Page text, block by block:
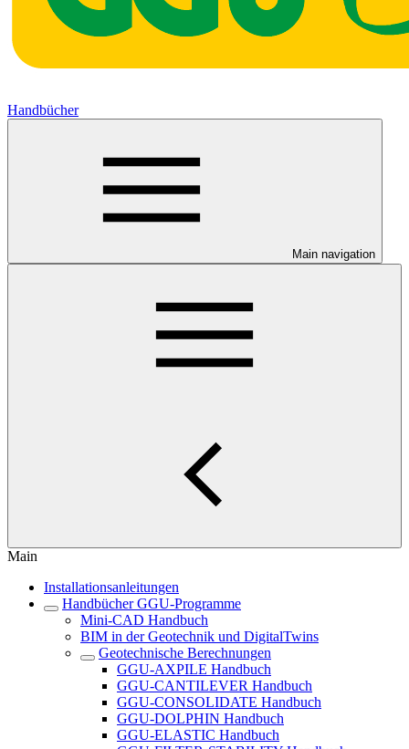
Handbücher
Main navigation
Main
Installationsanleitungen
Handbücher GGU-Programme
Mini-CAD Handbuch
BIM in der Geotechnik und DigitalTwins
Geotechnische Berechnungen
GGU-AXPILE Handbuch
GGU-CANTILEVER Handbuch
GGU-CONSOLIDATE Handbuch
GGU-DOLPHIN Handbuch
GGU-ELASTIC Handbuch